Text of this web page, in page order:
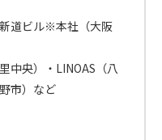
道ビル※本社（大阪
中央）・LINOAS（八
市）など